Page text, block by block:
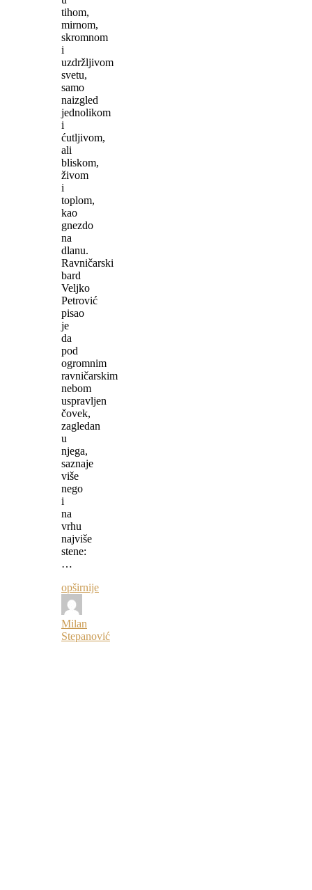
tihom,
mirnom,
skromnom
i
uzdržljivom
svetu,
samo
naizgled
jednolikom
i
ćutljivom,
ali
bliskom,
živom
i
toplom,
kao
gnezdo
na
dlanu.
Ravničarski
bard
Veljko
Petrović
pisao
je
da
pod
ogromnim
ravničarskim
nebom
uspravljen
čovek,
zagledan
u
njega,
saznaje
više
nego
i
na
vrhu
najviše
stene:
…
opširnije
Milan
Stepanović